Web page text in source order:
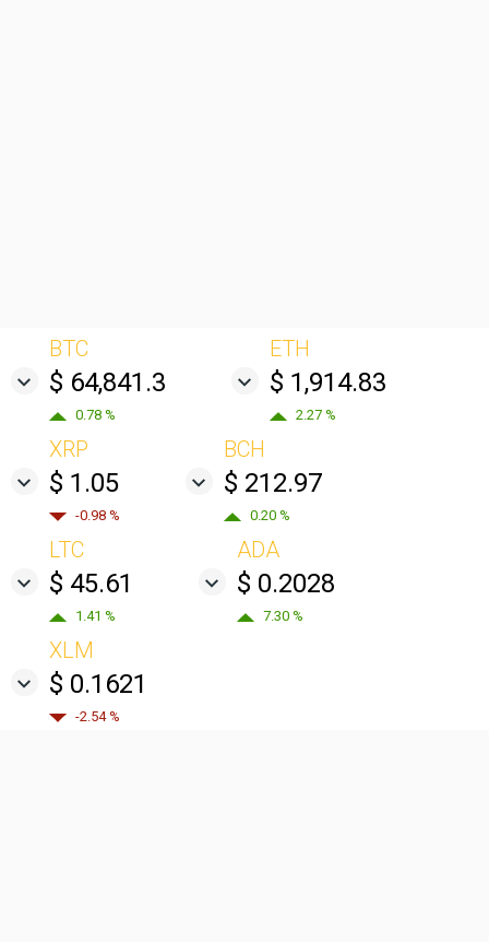
BTC
$ 64,841.3
0.78 %
ETH
$ 1,914.83
2.27 %
XRP
$ 1.05
-0.98 %
BCH
$ 212.97
0.20 %
LTC
$ 45.61
1.41 %
ADA
$ 0.2028
7.30 %
XLM
$ 0.1621
-2.54 %